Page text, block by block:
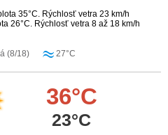
35°C. Rýchlosť vetra 23 km/h
26°C. Rýchlosť vetra 8 až 18 km/h
(8/18) 27°C
36°C
23°C